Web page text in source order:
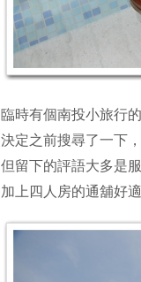
臨時有個南投小旅行
決定之前搜尋了一下
但留下的評語大多是
加上四人房的通舖好